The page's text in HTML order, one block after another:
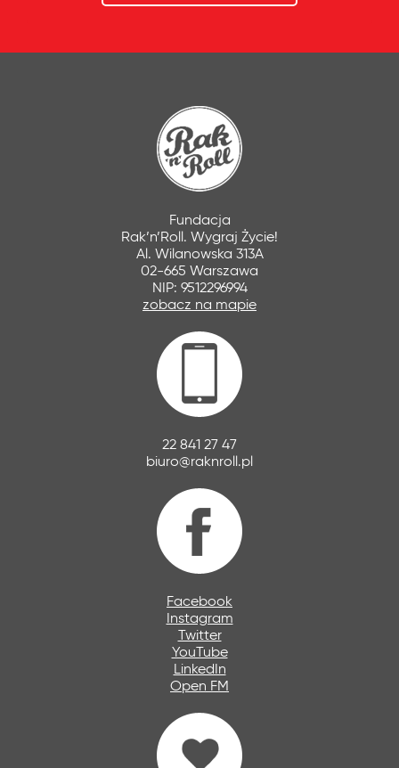
Fundacja
Rak’n’Roll. Wygraj Życie!
Al. Wilanowska 313A
02-665 Warszawa
NIP: 9512296994
zobacz na mapie
22 841 27 47
biuro@raknroll.pl
Facebook
Instagram
Twitter
YouTube
LinkedIn
Open FM